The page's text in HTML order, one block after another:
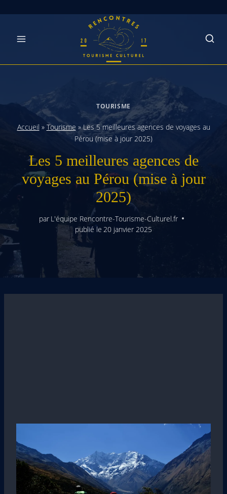
TOURISME
Accueil » Tourisme »Les 5 meilleures agences de voyages au
Pérou (mise à jour 2025)
Les 5 meilleures agences de
voyages au Pérou (mise à jour
2025)
par L'équipe Rencontre-Tourisme-Culturel.fr
publié le 20 janvier 2025